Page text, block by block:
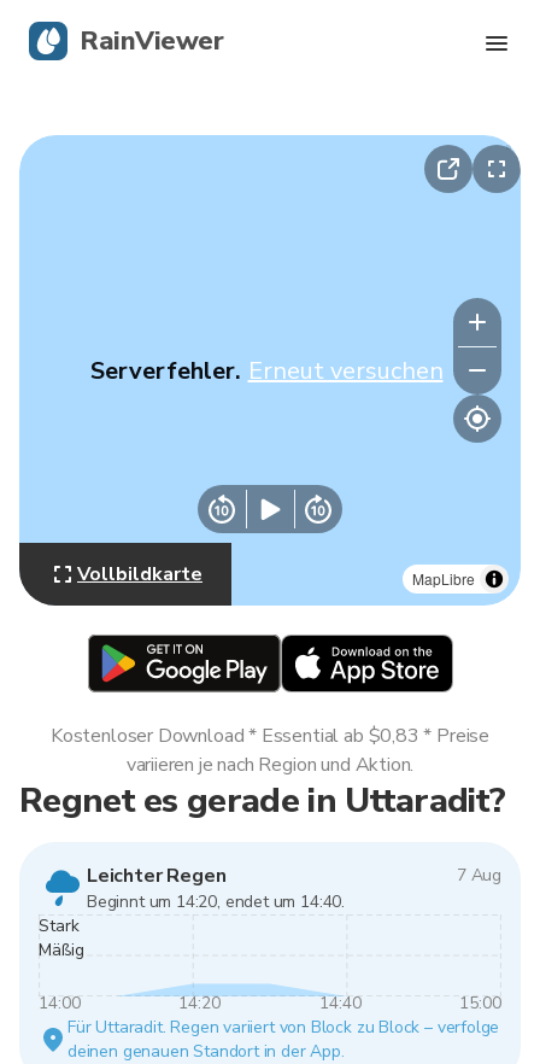
MapLibre
Serverfehler. Erneut versuchen
Vollbildkarte
Regnet es gerade in Uttaradit?
Leichter Regen
7 Aug
Beginnt um 14:20, endet um 14:40.
Stark
Mäßig
14:00 14:20 14:40
15:00
Für Uttaradit. Regen variiert von Block zu Block – verfolge
deinen genauen Standort in der App.
Kostenloser Download * Essential ab $0,83 * Preise
variieren je nach Region und Aktion.
RainViewer